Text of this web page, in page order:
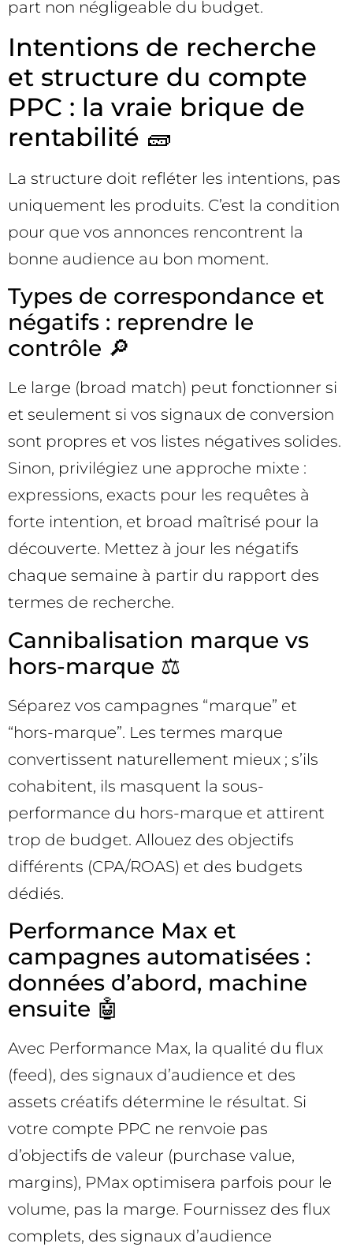
part non négligeable du budget.
Intentions de recherche
et structure du compte
PPC : la vraie brique de
rentabilité 🧱
La structure doit refléter les intentions, pas
uniquement les produits. C’est la condition
pour que vos annonces rencontrent la
bonne audience au bon moment.
Types de correspondance et
négatifs : reprendre le
contrôle 🔎
Le large (broad match) peut fonctionner si
et seulement si vos signaux de conversion
sont propres et vos listes négatives solides.
Sinon, privilégiez une approche mixte :
expressions, exacts pour les requêtes à
forte intention, et broad maîtrisé pour la
découverte. Mettez à jour les négatifs
chaque semaine à partir du rapport des
termes de recherche.
Cannibalisation marque vs
hors-marque ⚖️
Séparez vos campagnes “marque” et
“hors-marque”. Les termes marque
convertissent naturellement mieux ; s’ils
cohabitent, ils masquent la sous-
performance du hors-marque et attirent
trop de budget. Allouez des objectifs
différents (CPA/ROAS) et des budgets
dédiés.
Performance Max et
campagnes automatisées :
données d’abord, machine
ensuite 🤖
Avec Performance Max, la qualité du flux
(feed), des signaux d’audience et des
assets créatifs détermine le résultat. Si
votre compte PPC ne renvoie pas
d’objectifs de valeur (purchase value,
margins), PMax optimisera parfois pour le
volume, pas la marge. Fournissez des flux
complets, des signaux d’audience